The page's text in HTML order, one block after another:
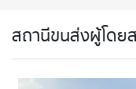
สถานีขนส่งผู้โดย